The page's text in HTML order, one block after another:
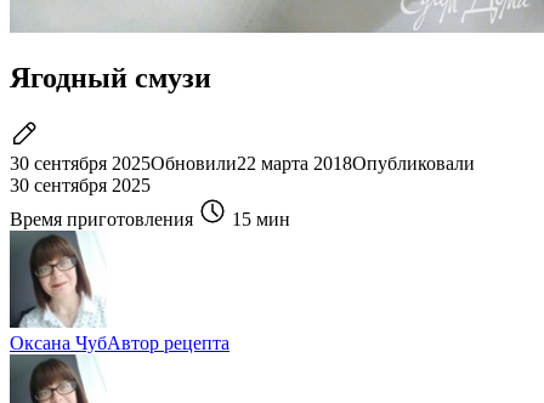
Ягодный смузи
30 сентября 2025Обновили22 марта 2018Опубликовали
30 сентября 2025
Время приготовления
15 мин
Оксана ЧубАвтор рецепта